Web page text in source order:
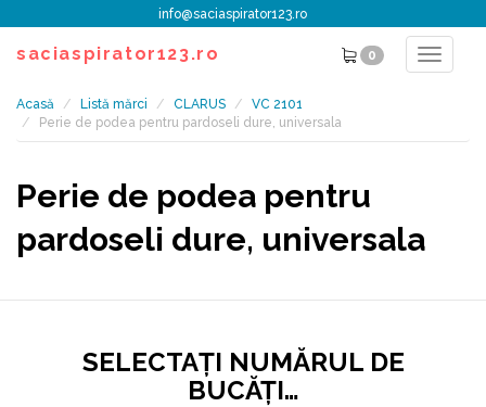
info@saciaspirator123.ro
saciaspirator123.ro 0
Toggle
Acasă Listă mărci CLARUS
VC 2101
Perie de podea pentru pardoseli dure, universala
Perie de podea pentru
pardoseli dure, universala
SELECTAŢI NUMĂRUL DE
BUCĂŢI…